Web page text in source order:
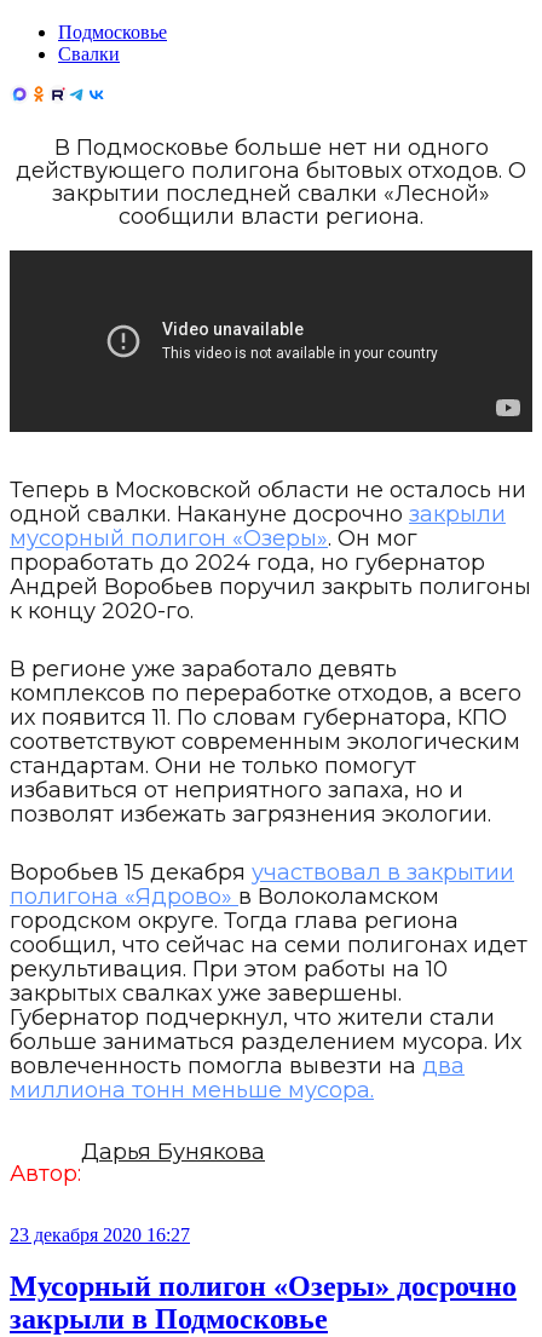
Подмосковье
Свалки
В Подмосковье больше нет ни одного
действующего полигона бытовых отходов. О
закрытии последней свалки «Лесной»
сообщили власти региона.
Теперь в Московской области не осталось ни
одной свалки. Накануне досрочно закрыли
мусорный полигон «Озеры». Он мог
проработать до 2024 года, но губернатор
Андрей Воробьев поручил закрыть полигоны
к концу 2020-го.
В регионе уже заработало девять
комплексов по переработке отходов, а всего
их появится 11. По словам губернатора, КПО
соответствуют современным экологическим
стандартам. Они не только помогут
избавиться от неприятного запаха, но и
позволят избежать загрязнения экологии.
Воробьев 15 декабря участвовал в закрытии
полигона «Ядрово» в Волоколамском
городском округе. Тогда глава региона
сообщил, что сейчас на семи полигонах идет
рекультивация. При этом работы на 10
закрытых свалках уже завершены.
Губернатор подчеркнул, что жители стали
больше заниматься разделением мусора. Их
вовлеченность помогла вывезти на два
миллиона тонн меньше мусора.
Автор:
Дарья Бунякова
23 декабря 2020 16:27
Мусорный полигон «Озеры» досрочно
закрыли в Подмосковье